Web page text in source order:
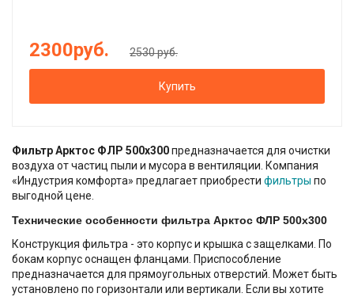
2300руб. 2530 руб.
Купить
Фильтр Арктос ФЛР 500х300предназначается для очистки
воздуха от частиц пыли и мусора в вентиляции. Компания
«Индустрия комфорта» предлагает приобрести фильтры по
выгодной цене.
Технические особенности фильтра Арктос ФЛР 500х300
Конструкция фильтра - это корпус и крышка с защелками. По
бокам корпус оснащен фланцами. Приспособление
предназначается для прямоугольных отверстий. Может быть
установлено по горизонтали или вертикали. Если вы хотите